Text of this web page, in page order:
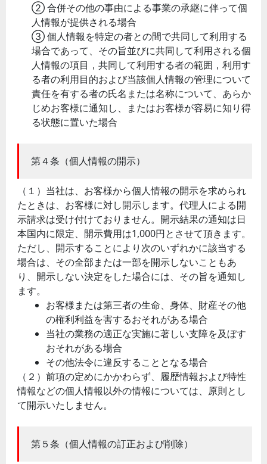
② 合併その他の事由による事業の承継に伴って個
人情報が提供される場合
③ 個人情報を特定の者との間で共同して利用する
場合であって、その旨並びに共同して利用される個
人情報の項目，共同して利用する者の範囲，利用す
る者の利用目的および当該個人情報の管理について
責任を有する者の氏名または名称について、あらか
じめお客様に通知し、またはお客様が容易に知り得
る状態に置いた場合
第４条（個人情報の開示）
（１）当社は、お客様から個人情報の開示を求められ
たときは、お客様に対し開示します。代理人による開
示請求は受け付けておりません。開示結果の通知は日
本国内に限定、開示費用は1,000円とさせて頂きます。
ただし、開示することにより次のいずれかに該当する
場合は、その全部または一部を開示しないこともあ
り、開示しない決定をした場合には、その旨を通知し
ます。
お客様または第三者の生命、身体、財産その他
の権利利益を害するおそれがある場合
当社の業務の適正な実施に著しい支障を及ぼす
おそれがある場合
その他法令に違反することとなる場合
（２）前項の定めにかかわらず、履歴情報および特性
情報などの個人情報以外の情報については、原則とし
て開示いたしません。
第５条（個人情報の訂正および削除）